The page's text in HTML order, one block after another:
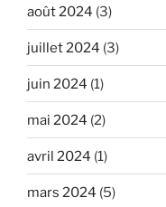
août 2024 (3)
juillet 2024 (3)
juin 2024 (1)
mai 2024 (2)
avril 2024 (1)
mars 2024 (5)